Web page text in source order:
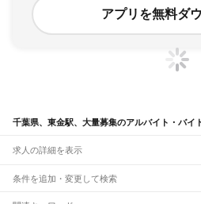
アプリを無料ダ
千葉県、東金駅、大量募集のアルバイト・バイ
求人の詳細を表示
条件を追加・変更して検索